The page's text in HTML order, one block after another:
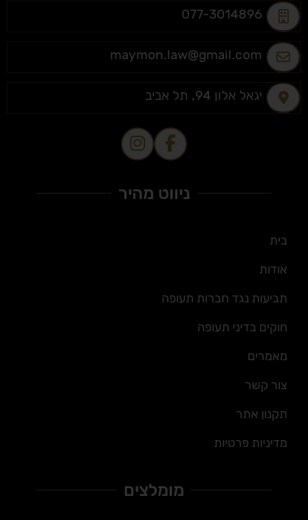
077-3014896
maymon.law@gmail.com
יגאל אלון 94, תל אביב
ניווט מהיר
בית
אודות
תביעות נגד חברות תעופה
חוקים בדיני תעופה
מאמרים
צור קשר
תקנון אתר
מדיניות פרטיות
מומלצים